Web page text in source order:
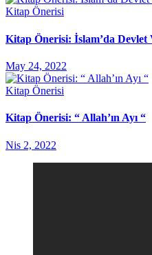
Kitap Önerisi
Kitap Önerisi: İslam’da Devlet
May 24, 2022
Kitap Önerisi
Kitap Önerisi: “ Allah’ın Ayı “
Nis 2, 2022